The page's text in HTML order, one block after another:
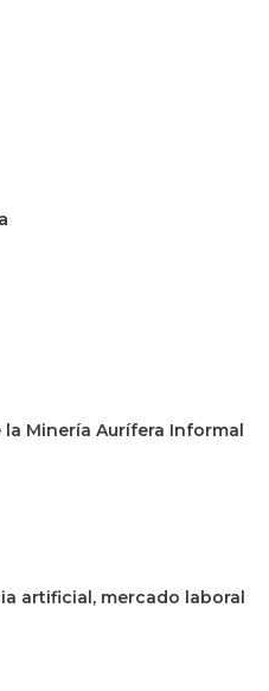
Minería Aurífera Informal
artificial, mercado laboral